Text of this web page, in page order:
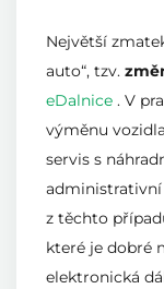
Největší
auto“, tzv.
eDalnice . V
výměnu
servis s
administrativní
z těchto
které je dobré
elektronická